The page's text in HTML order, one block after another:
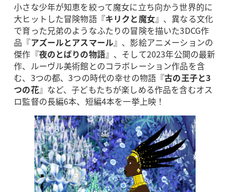
小さな少年が知恵を絞って魔女に立ち向かう世界的に
大ヒットした冒険物語『キリクと魔女』、異なる文化
で育った兄弟のようなふたりの冒険を描いた3DCG作
品『アズールとアスマール』、影絵アニメーションの
傑作『夜のとばりの物語』、そして2023年公開の最新
作、ルーヴル美術館とのコラボレーション作品を含
む、3つの都、3つの時代の幸せの物語『古の王子と3
つの花』など、子どもたちが楽しめる作品を含むオス
ロ監督の長編6本、短編4本を一挙上映！